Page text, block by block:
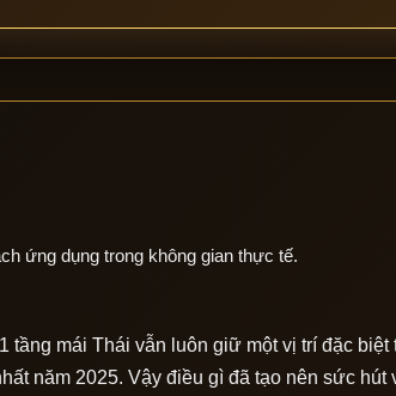
ứng dụng trong không gian thực tế.
mái Thái vẫn luôn giữ một vị trí đặc
năm 2025. Vậy điều gì đã tạo nên sức hút